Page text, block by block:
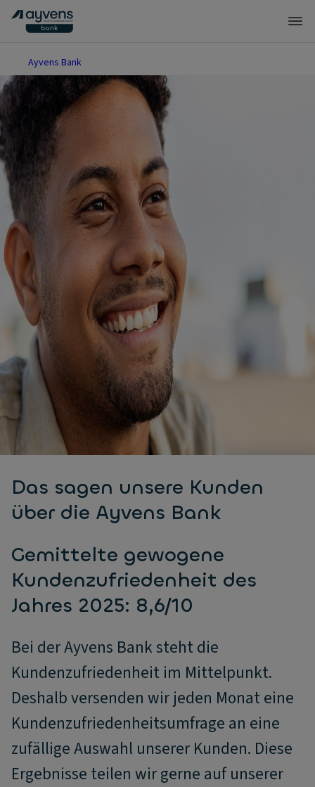
Ayvens Bank
Das sagen unsere Kunden
über die Ayvens Bank
Gemittelte gewogene
Kundenzufriedenheit des
Jahres 2025: 8,6/10
Bei der Ayvens Bank steht die
Kundenzufriedenheit im Mittelpunkt.
Deshalb versenden wir jeden Monat eine
Kundenzufriedenheitsumfrage an eine
zufällige Auswahl unserer Kunden. Diese
Ergebnisse teilen wir gerne auf unserer